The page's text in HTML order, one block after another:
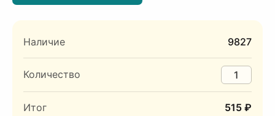
Наличие 9827
Количество
Итог 515 ₽